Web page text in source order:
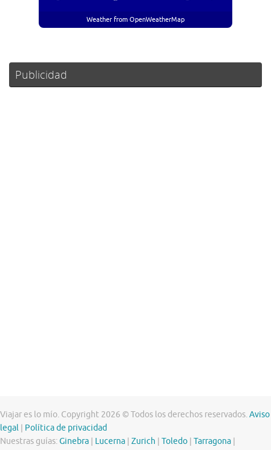
Weather from OpenWeatherMap
Publicidad
Viajar es lo mío. Copyright 2026 © Todos los derechos reservados.Aviso
legal
Política de privacidad
Nuestras guías:Ginebra Lucerna Zurich Toledo Tarragona